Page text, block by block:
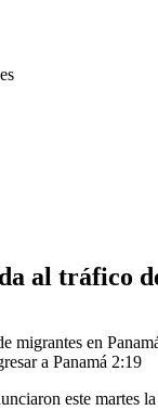
al tráfico
a Panamá 2:19
este martes